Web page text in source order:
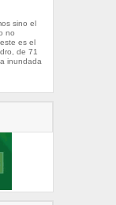
sino el
no
es el
de 71
inundada